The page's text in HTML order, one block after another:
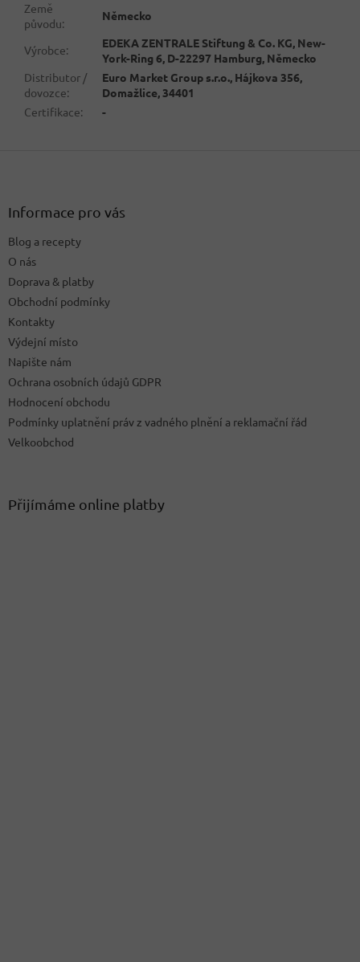
Země
původu:
Německo
Výrobce:
EDEKA ZENTRALE Stiftung & Co. KG, New-
York-Ring 6, D-22297 Hamburg, Německo
Distributor /
dovozce:
Euro Market Group s.r.o., Hájkova 356,
Domažlice, 34401
Certifikace: -
Informace pro vás
Blog a recepty
O nás
Doprava & platby
Obchodní podmínky
Kontakty
Výdejní místo
Napište nám
Ochrana osobních údajů GDPR
Hodnocení obchodu
Podmínky uplatnění práv z vadného plnění a reklamační řád
Velkoobchod
Přijímáme online platby